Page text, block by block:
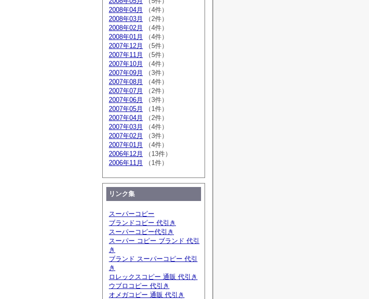
2008年04月
（4件）
2008年03月
（2件）
2008年02月
（4件）
2008年01月
（4件）
2007年12月
（5件）
2007年11月
（5件）
2007年10月
（4件）
2007年09月
（3件）
2007年08月
（4件）
2007年07月
（2件）
2007年06月
（3件）
2007年05月
（1件）
2007年04月
（2件）
2007年03月
（4件）
2007年02月
（3件）
2007年01月
（4件）
2006年12月
（13件）
2006年11月
（1件）
リンク集
スーパーコピー
ブランドコピー 代引き
スーパーコピー代引き
スーパー コピー ブランド 代引
き
ブランド スーパーコピー 代引
き
ロレックスコピー 通販 代引き
ウブロコピー 代引き
オメガコピー 通販 代引き